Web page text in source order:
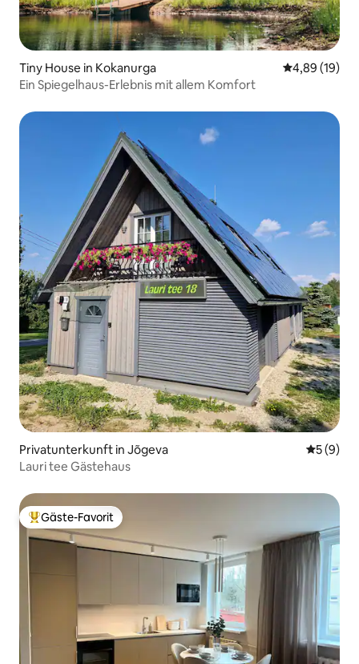
Tiny House in Kokanurga
4,89 (19)
Ein Spiegelhaus-Erlebnis mit allem Komfort
Privatunterkunft in Jõgeva
5 (9)
Lauri tee Gästehaus
Beliebter Gäste-Favorit.
Gäste-Favorit